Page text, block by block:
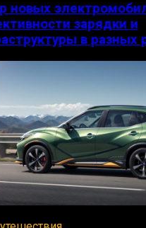
новых
зарядки и
в разных